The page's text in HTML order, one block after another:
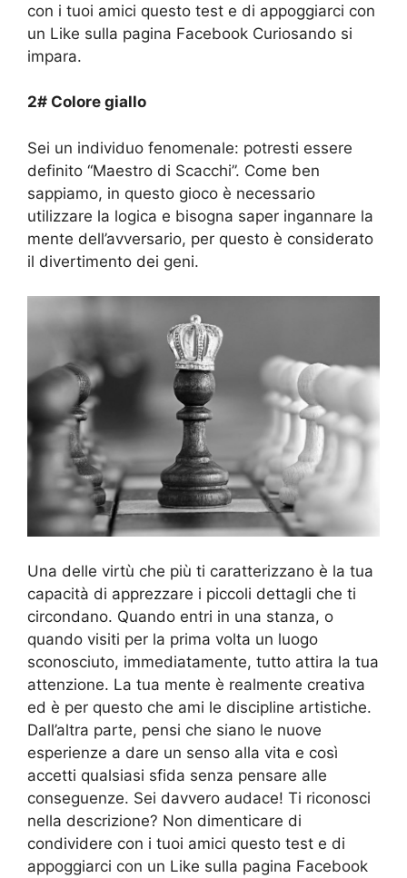
con i tuoi amici questo test e di appoggiarci con
un Like sulla pagina Facebook Curiosando si
impara.
2# Colore giallo
Sei un individuo fenomenale: potresti essere
definito “Maestro di Scacchi”. Come ben
sappiamo, in questo gioco è necessario
utilizzare la logica e bisogna saper ingannare la
mente dell’avversario, per questo è considerato
il divertimento dei geni.
Una delle virtù che più ti caratterizzano è la tua
capacità di apprezzare i piccoli dettagli che ti
circondano. Quando entri in una stanza, o
quando visiti per la prima volta un luogo
sconosciuto, immediatamente, tutto attira la tua
attenzione. La tua mente è realmente creativa
ed è per questo che ami le discipline artistiche.
Dall’altra parte, pensi che siano le nuove
esperienze a dare un senso alla vita e così
accetti qualsiasi sfida senza pensare alle
conseguenze. Sei davvero audace! Ti riconosci
nella descrizione? Non dimenticare di
condividere con i tuoi amici questo test e di
appoggiarci con un Like sulla pagina Facebook